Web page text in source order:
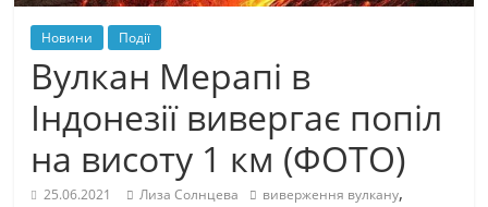
Новини Події
Вулкан Мерапі в
Індонезії вивергає попіл
на висоту 1 км (ФОТО)
25.06.2021 Лиза Солнцева виверження вулкану,